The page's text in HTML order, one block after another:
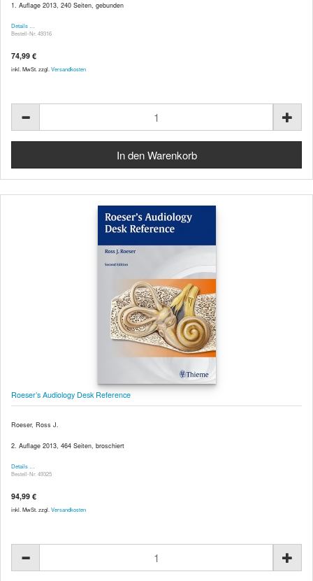
1. Auflage 2013, 240 Seiten, gebunden
Details …
Bestell-Nr. 49316
74,99 €
inkl. MwSt. zzgl. Versandkosten
Roeser’s Audiology Desk Reference
Roeser, Ross J.
2. Auflage 2013, 464 Seiten, broschiert
Details …
Bestell-Nr. 49325
94,99 €
inkl. MwSt. zzgl. Versandkosten